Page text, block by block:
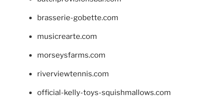
brasserie-gobette.com
musicrearte.com
morseysfarms.com
riverviewtennis.com
official-kelly-toys-squishmallows.com